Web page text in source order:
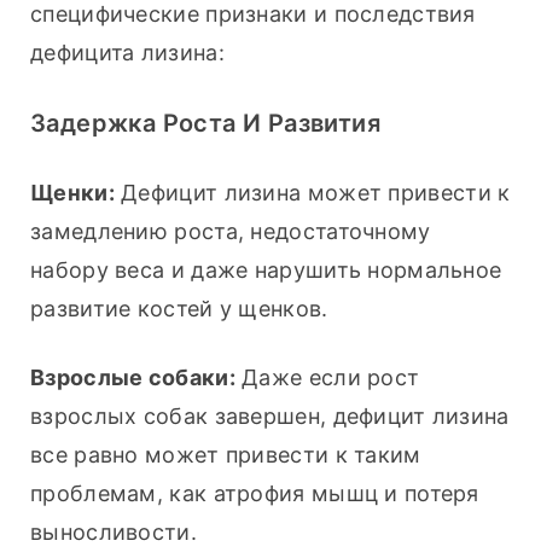
специфические признаки и последствия
дефицита лизина:
Задержка Роста И Развития
Щенки: Дефицит лизина может привести к
замедлению роста, недостаточному
набору веса и даже нарушить нормальное
развитие костей у щенков.
Взрослые собаки: Даже если рост
взрослых собак завершен, дефицит лизина
все равно может привести к таким
проблемам, как атрофия мышц и потеря
выносливости.